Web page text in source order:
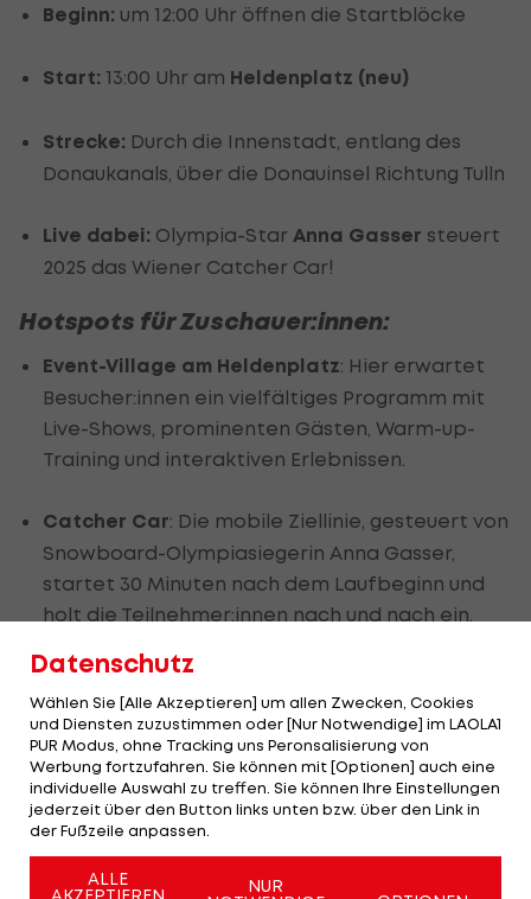
Beginn: um 12:00 Uhr öffnen die Startblöcke
Start: 13:00 Uhr am Heldenplatz (neu)
Strecke: Durch die Innenstadt, entlang des
Donaukanals, über die Donauinsel Richtung Tulln
Live dabei: Olympia-Star Anna Gasser steuert
2025 das Wiener Catcher Car!
Hotspots für Zuschauer:innen:
Event-Village am Heldenplatz: Hier erwartet
Besucher:innen ein vielfältiges Programm mit
Live-Shows, prominenten Gästen, Warm-up-
Training und interaktiven Erlebnissen.
Catcher Car: Die mobile Ziellinie, gesteuert von
Snowboard-Olympiasiegerin Anna Gasser,
startet 30 Minuten nach dem Laufbeginn und
holt die Teilnehmer:innen nach und nach ein.
Unterstützung entlang der Strecke
Punkte entlang der Route bieten sich an, um die
Läufer:innen anzufeuern und die besondere
Atmosphäre des Events zu genießen.
Aktiv dabei sein - mit dem App-Run bist
du überall Teil des Events
Datenschutz
Wählen Sie [Alle Akzeptieren] um allen Zwecken, Cookies
und Diensten zuzustimmen oder [Nur Notwendige] im LAOLA1
PUR Modus, ohne Tracking uns Peronsalisierung von
Werbung fortzufahren. Sie können mit [Optionen] auch eine
individuelle Auswahl zu treffen. Sie können Ihre Einstellungen
jederzeit über den Button links unten bzw. über den Link in
der Fußzeile anpassen.
ALLE
AKZEPTIEREN
NUR